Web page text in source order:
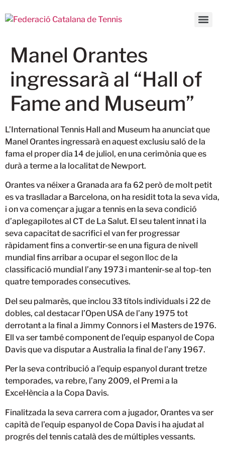
Manel Orantes
ingressarà al “Hall of
Fame and Museum”
L’International Tennis Hall and Museum ha anunciat que
Manel Orantes ingressarà en aquest exclusiu saló de la
fama el proper dia 14 de juliol, en una cerimònia que es
durà a terme a la localitat de Newport.
Orantes va néixer a Granada ara fa 62 però de molt petit
es va traslladar a Barcelona, on ha residit tota la seva vida,
i on va començar a jugar a tennis en la seva condició
d’aplegapilotes al CT de La Salut. El seu talent innat i la
seva capacitat de sacrifici el van fer progressar
ràpidament fins a convertir-se en una figura de nivell
mundial fins arribar a ocupar el segon lloc de la
classificació mundial l’any 1973 i mantenir-se al top-ten
quatre temporades consecutives.
Del seu palmarès, que inclou 33 títols individuals i 22 de
dobles, cal destacar l’Open USA de l’any 1975 tot
derrotant a la final a Jimmy Connors i el Masters de 1976.
Ell va ser també component de l’equip espanyol de Copa
Davis que va disputar a Australia la final de l’any 1967.
Per la seva contribució a l’equip espanyol durant tretze
temporades, va rebre, l’any 2009, el Premi a la
Excel·lència a la Copa Davis.
Finalitzada la seva carrera com a jugador, Orantes va ser
capità de l’equip espanyol de Copa Davis i ha ajudat al
progrés del tennis català des de múltiples vessants.